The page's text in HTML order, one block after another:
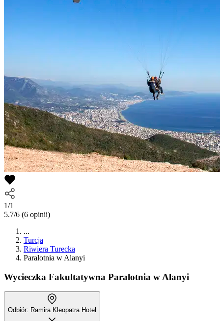
1/1
5.7/6 (6 opinii)
...
Turcja
Riwiera Turecka
Paralotnia w Alanyi
Wycieczka Fakultatywna Paralotnia w Alanyi
Odbiór: Ramira Kleopatra Hotel